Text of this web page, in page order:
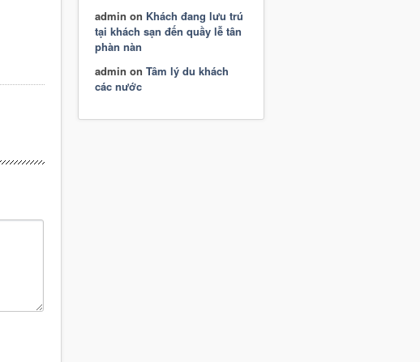
admin on Khách đang lưu trú
tại khách sạn đến quầy lễ tân
phàn nàn
admin on Tâm lý du khách
các nước